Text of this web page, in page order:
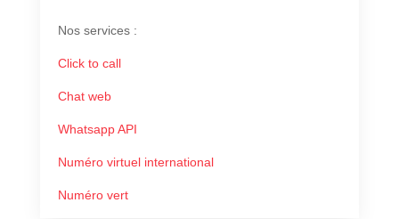
Nos services :
Click to call
Chat web
Whatsapp API
Numéro virtuel international
Numéro vert